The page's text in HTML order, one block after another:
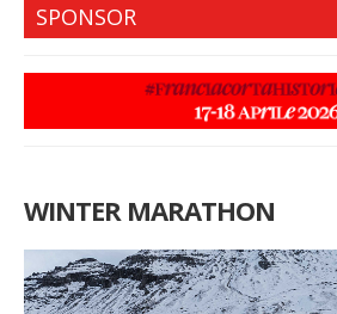
SPONSOR
WINTER MARATHON